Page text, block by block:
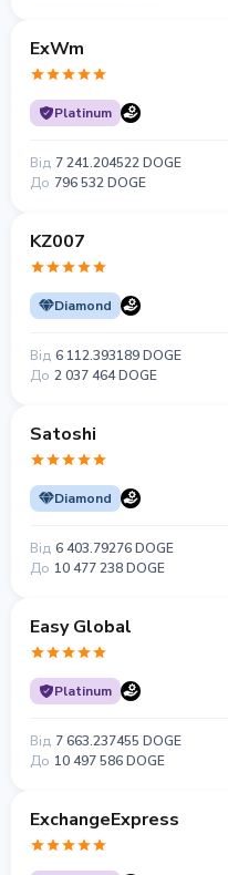
ExWm
Platinum
Від 7 241.204522 DOGE
До 796 532 DOGE
KZ007
Diamond
Від 6 112.393189 DOGE
До 2 037 464 DOGE
Satoshi
Diamond
Від 6 403.79276 DOGE
До 10 477 238 DOGE
Easy Global
Platinum
Від 7 663.237455 DOGE
До 10 497 586 DOGE
ExchangeExpress